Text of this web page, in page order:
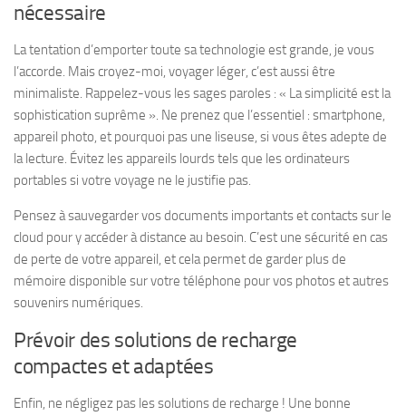
nécessaire
La tentation d’emporter toute sa technologie est grande, je vous
l’accorde. Mais croyez-moi, voyager léger, c’est aussi être
minimaliste. Rappelez-vous les sages paroles : « La simplicité est la
sophistication suprême ». Ne prenez que l’essentiel : smartphone,
appareil photo, et pourquoi pas une liseuse, si vous êtes adepte de
la lecture. Évitez les appareils lourds tels que les ordinateurs
portables si votre voyage ne le justifie pas.
Pensez à sauvegarder vos documents importants et contacts sur le
cloud pour y accéder à distance au besoin. C’est une sécurité en cas
de perte de votre appareil, et cela permet de garder plus de
mémoire disponible sur votre téléphone pour vos photos et autres
souvenirs numériques.
Prévoir des solutions de recharge
compactes et adaptées
Enfin, ne négligez pas les solutions de recharge ! Une bonne